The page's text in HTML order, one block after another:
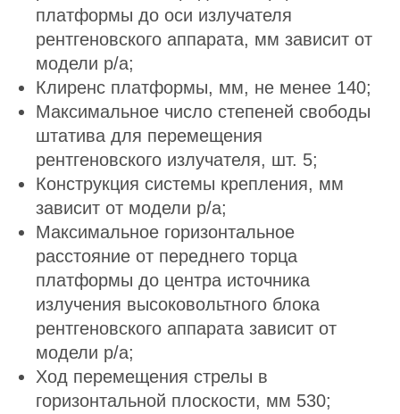
платформы до оси излучателя
рентгеновского аппарата, мм зависит от
модели р/а;
Клиренс платформы, мм, не менее 140;
Максимальное число степеней свободы
штатива для перемещения
рентгеновского излучателя, шт. 5;
Конструкция системы крепления, мм
зависит от модели р/а;
Максимальное горизонтальное
расстояние от переднего торца
платформы до центра источника
излучения высоковольтного блока
рентгеновского аппарата зависит от
модели р/а;
Ход перемещения стрелы в
горизонтальной плоскости, мм 530;